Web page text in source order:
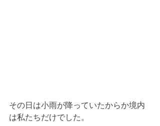
その日は小雨が降っていたからか境内
は私たちだけでした。